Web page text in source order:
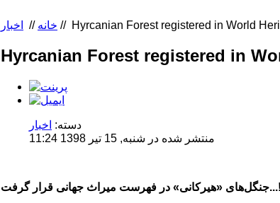
خانه // اخبار // Hyrcanian Forest registered in World
Hyrcanian Forest registered in
دسته: اخبار
منتشر شده در شنبه, 15 تیر 1398 11:24
جنگل‌های «هیرکانی» در فهرست میراث جهانی قرار گرفت...!